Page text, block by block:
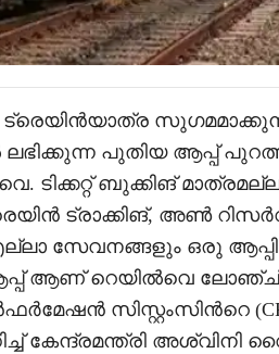
ട്രെയിൻയാത്ര
ലഭിക്കുന്ന പുതിയ ആപ്പ്
ടിക്കറ്റ് ബുക്കിങ്
ട്രാക്കിങ്, അൺ
സേവനങ്ങളും ഒരു
ആണ് റെയിൽവെ
സിസ്റ്റംസിൻറെ
കേന്ദ്രമന്ത്രി അശ്വിനി